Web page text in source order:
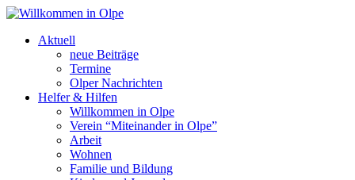
Aktuell
neue Beiträge
Termine
Olper Nachrichten
Helfer & Hilfen
Willkommen in Olpe
Verein “Miteinander in Olpe”
Arbeit
Wohnen
Familie und Bildung